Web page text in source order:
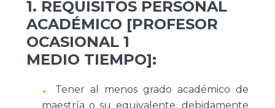
1. REQUISITOS PERSONAL
ACADÉMICO [PROFESOR
OCASIONAL 1
MEDIO TIEMPO]:
Tener al menos grado académico de
maestría o su equivalente, debidamente